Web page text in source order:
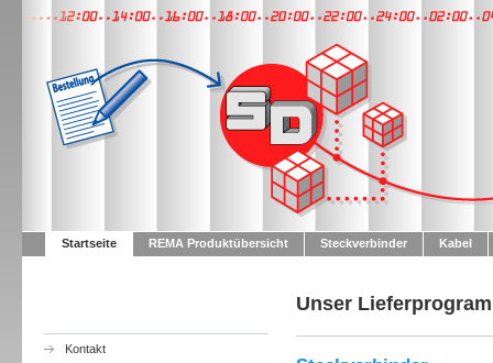
Startseite REMA Produktübersicht Steckverbinder Kabel
Kontakt
Unser